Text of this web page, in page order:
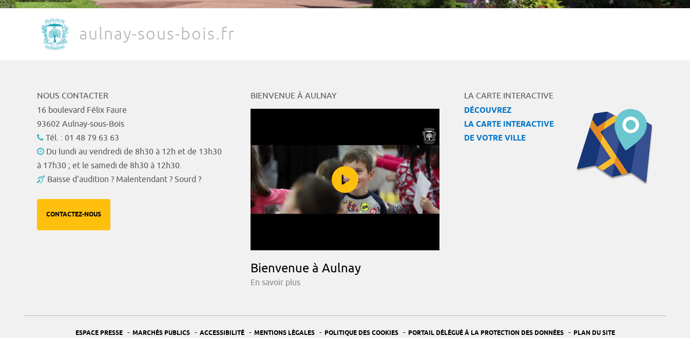
aulnay-sous-bois.fr
NOUS CONTACTER
16 boulevard Félix Faure
93602 Aulnay-sous-Bois
Tél. : 01 48 79 63 63
Du lundi au vendredi de 8h30 à 12h et de 13h30
à 17h30 ; et le samedi de 8h30 à 12h30.
Baisse d'audition ? Malentendant ? Sourd ?
CONTACTEZ-NOUS
BIENVENUE À AULNAY
Bienvenue à Aulnay
En savoir plus
LA CARTE INTERACTIVE
DÉCOUVREZ
LA CARTE INTERACTIVE
DE VOTRE VILLE
ESPACE PRESSE - MARCHÉS PUBLICS - ACCESSIBILITÉ - MENTIONS LÉGALES - POLITIQUE DES COOKIES - PORTAIL DÉLÉGUÉ À LA PROTECTION DES DONNÉES - PLAN DU SITE